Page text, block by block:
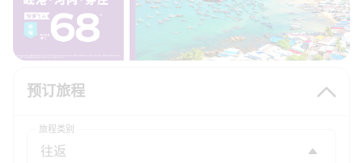
预订旅程
旅程类别